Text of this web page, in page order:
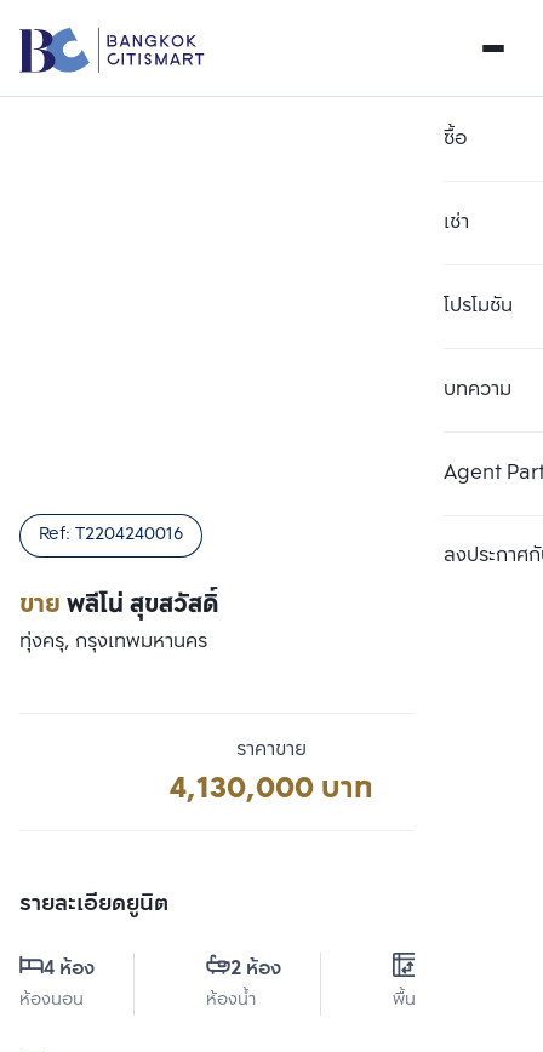
ซื้อ
เช่า
โปรโมชัน
บทความ
Agent
ลงประกาศกั
ขายพลีโน่ สุขสวัสดิ์
Ref: T2204240016
ทุ่งครุ, กรุงเทพมหานคร
ราคาขาย
4,130,000 บาท
รายละเอียดยูนิต
4 ห้อง
ห้องนอน
2 ห้อง
ห้องน้ำ พื้นที่ใช้สอย
เปรียบเทียบ